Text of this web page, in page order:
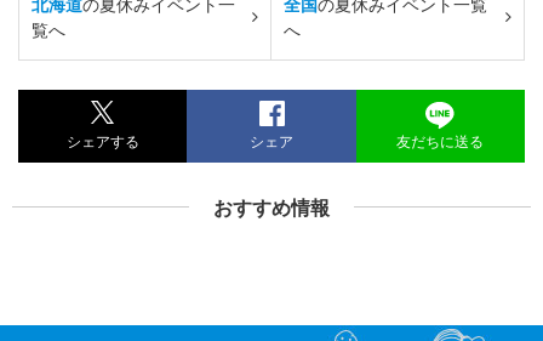
覧へ
へ
シェアする シェア 友だちに送る
おすすめ情報